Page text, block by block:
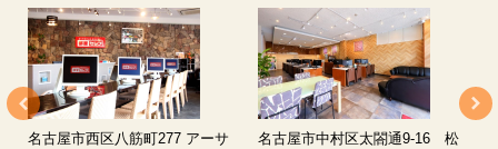
名古屋市西区八筋町277 アーサ
名古屋市中村区太閤通9-16 松